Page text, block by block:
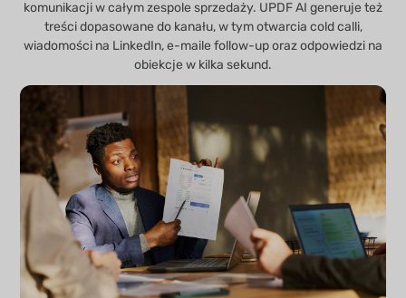
komunikacji w całym zespole sprzedaży. UPDF AI generuje też
treści dopasowane do kanału, w tym otwarcia cold calli,
wiadomości na LinkedIn, e-maile follow-up oraz odpowiedzi na
obiekcje w kilka sekund.